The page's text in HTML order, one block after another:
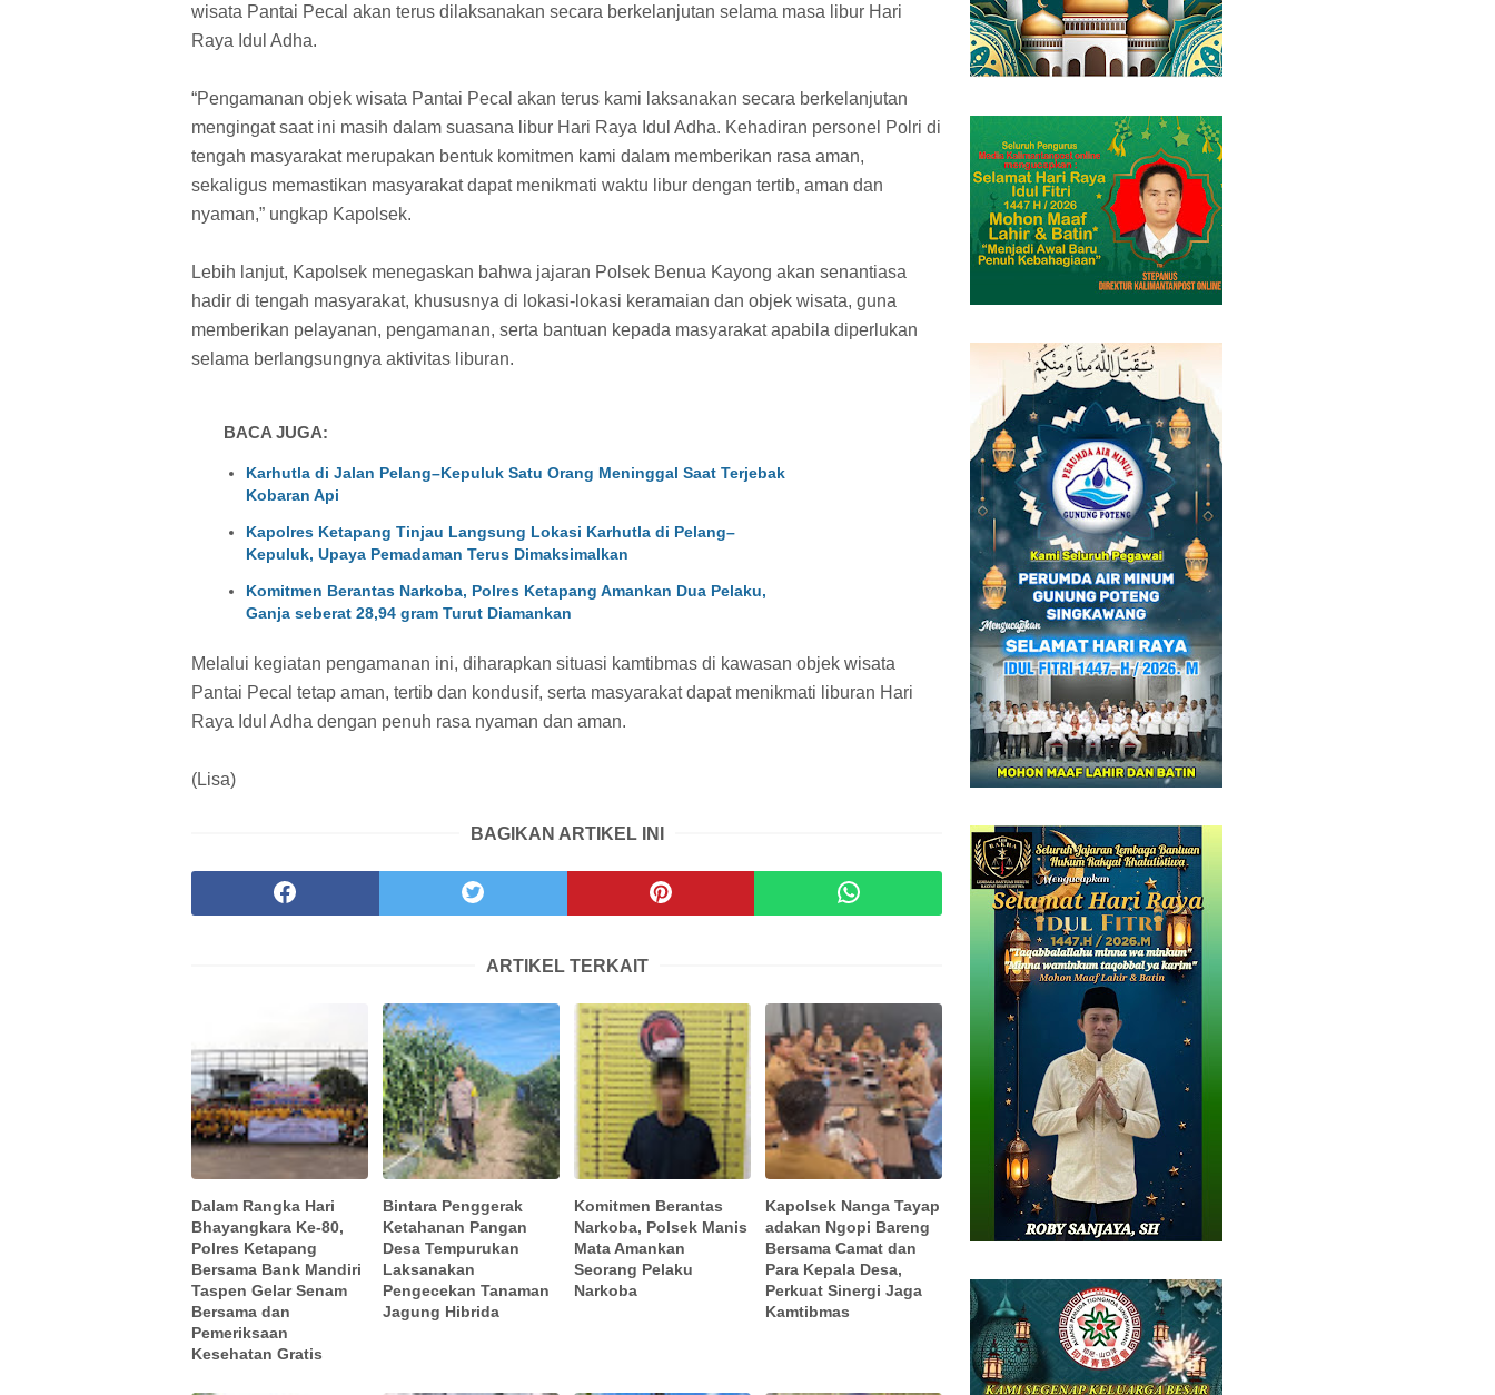
wisata Pantai Pecal akan terus dilaksanakan secara berkelanjutan selama masa libur Hari
Raya Idul Adha.
“Pengamanan objek wisata Pantai Pecal akan terus kami laksanakan secara berkelanjutan
mengingat saat ini masih dalam suasana libur Hari Raya Idul Adha. Kehadiran personel Polri di
tengah masyarakat merupakan bentuk komitmen kami dalam memberikan rasa aman,
sekaligus memastikan masyarakat dapat menikmati waktu libur dengan tertib, aman dan
nyaman,” ungkap Kapolsek.
Lebih lanjut, Kapolsek menegaskan bahwa jajaran Polsek Benua Kayong akan senantiasa
hadir di tengah masyarakat, khususnya di lokasi-lokasi keramaian dan objek wisata, guna
memberikan pelayanan, pengamanan, serta bantuan kepada masyarakat apabila diperlukan
selama berlangsungnya aktivitas liburan.
BACA JUGA:
Karhutla di Jalan Pelang–Kepuluk Satu Orang Meninggal Saat Terjebak
Kobaran Api
Kapolres Ketapang Tinjau Langsung Lokasi Karhutla di Pelang–
Kepuluk, Upaya Pemadaman Terus Dimaksimalkan
Komitmen Berantas Narkoba, Polres Ketapang Amankan Dua Pelaku,
Ganja seberat 28,94 gram Turut Diamankan
Melalui kegiatan pengamanan ini, diharapkan situasi kamtibmas di kawasan objek wisata
Pantai Pecal tetap aman, tertib dan kondusif, serta masyarakat dapat menikmati liburan Hari
Raya Idul Adha dengan penuh rasa nyaman dan aman.
(Lisa)
BAGIKAN ARTIKEL INI
ARTIKEL TERKAIT
Dalam Rangka Hari
Bhayangkara Ke-80,
Polres Ketapang
Bersama Bank Mandiri
Taspen Gelar Senam
Bersama dan
Pemeriksaan
Kesehatan Gratis
Bintara Penggerak
Ketahanan Pangan
Desa Tempurukan
Laksanakan
Pengecekan Tanaman
Jagung Hibrida
Komitmen Berantas
Narkoba, Polsek Manis
Mata Amankan
Seorang Pelaku
Narkoba
Kapolsek Nanga Tayap
adakan Ngopi Bareng
Bersama Camat dan
Para Kepala Desa,
Perkuat Sinergi Jaga
Kamtibmas